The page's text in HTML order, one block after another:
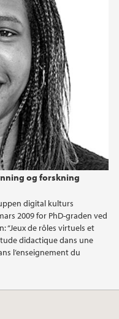
og forskning
digital kulturs
2009 for PhD-graden ved
“Jeux de rôles virtuels et
didactique dans une
l’enseignement du